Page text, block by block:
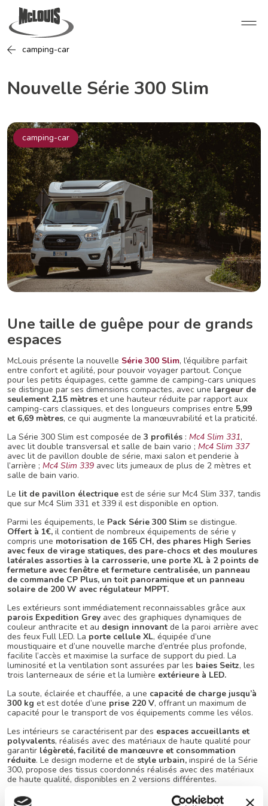
camping-car
Nouvelle Série 300 Slim
camping-car
Une taille de guêpe pour de grands
espaces
McLouis présente la nouvelle Série 300 Slim, l’équilibre parfait
entre confort et agilité, pour pouvoir voyager partout. Conçue
pour les petits équipages, cette gamme de camping-cars uniques
se distingue par ses dimensions compactes, avec une largeur de
seulement 2,15 mètres et une hauteur réduite par rapport aux
camping-cars classiques, et des longueurs comprises entre 5,99
et 6,69 mètres, ce qui augmente la manœuvrabilité et la praticité.
La Série 300 Slim est composée de 3 profilés : Mc4 Slim 331,
avec lit double transversal et salle de bain vario ; Mc4 Slim 337
avec lit de pavillon double de série, maxi salon et penderie à
l’arrière ; Mc4 Slim 339 avec lits jumeaux de plus de 2 mètres et
salle de bain vario.
Le lit de pavillon électrique est de série sur Mc4 Slim 337, tandis
que sur Mc4 Slim 331 et 339 il est disponible en option.
Parmi les équipements, le Pack Série 300 Slim se distingue.
Offert à 1€, il contient de nombreux équipements de série y
compris une motorisation de 165 CH, des phares High Series
avec feux de virage statiques, des pare-chocs et des moulures
latérales assorties à la carrosserie, une porte XL à 2 points de
fermeture avec fenêtre et fermeture centralisée, un panneau
de commande CP Plus, un toit panoramique et un panneau
solaire de 200 W avec régulateur MPPT.
Les extérieurs sont immédiatement reconnaissables grâce aux
parois Expedition Grey avec des graphiques dynamiques de
couleur anthracite et au design innovant de la paroi arrière avec
des feux Full LED. La porte cellule XL, équipée d’une
moustiquaire et d’une nouvelle marche d’entrée plus profonde,
facilite l’accès et maximise la surface de support du pied. La
luminosité et la ventilation sont assurées par les baies Seitz, les
trois lanterneaux de série et la lumière extérieure à LED.
La soute, éclairée et chauffée, a une capacité de charge jusqu’à
300 kg et est dotée d’une prise 220 V, offrant un maximum de
capacité pour le transport de vos équipements comme les vélos.
Les intérieurs se caractérisent par des espaces accueillants et
polyvalents, réalisés avec des matériaux de haute qualité pour
garantir légèreté, facilité de manœuvre et consommation
réduite. Le design moderne et de style urbain, inspiré de la Série
300, propose des tissus coordonnés réalisés avec des matériaux
de haute qualité, disponibles en 2 versions différentes.
La dînette est dotée d’une table centrale ou pliante coulissante,